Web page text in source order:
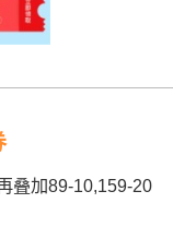
叠加89-10,159-20